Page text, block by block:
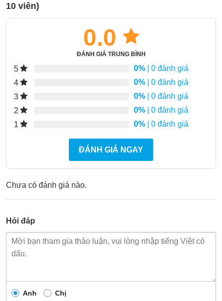
10 viên)
0.0
ĐÁNH GIÁ TRUNG BÌNH
5 0% | 0 đánh giá
4
0% | 0 đánh giá
3
0% | 0 đánh giá
2
0% | 0 đánh giá
1
0% | 0 đánh giá
ĐÁNH GIÁ NGAY
Chưa có đánh giá nào.
Hỏi đáp
Anh Chị